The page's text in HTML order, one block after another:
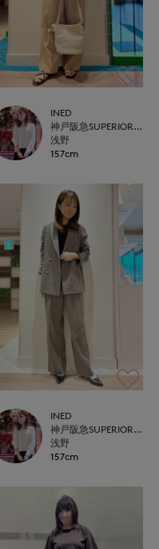
INED
神戸阪急SUPERIORCLOSET
浅野
157cm
INED
神戸阪急SUPERIORCLOSET
浅野
157cm